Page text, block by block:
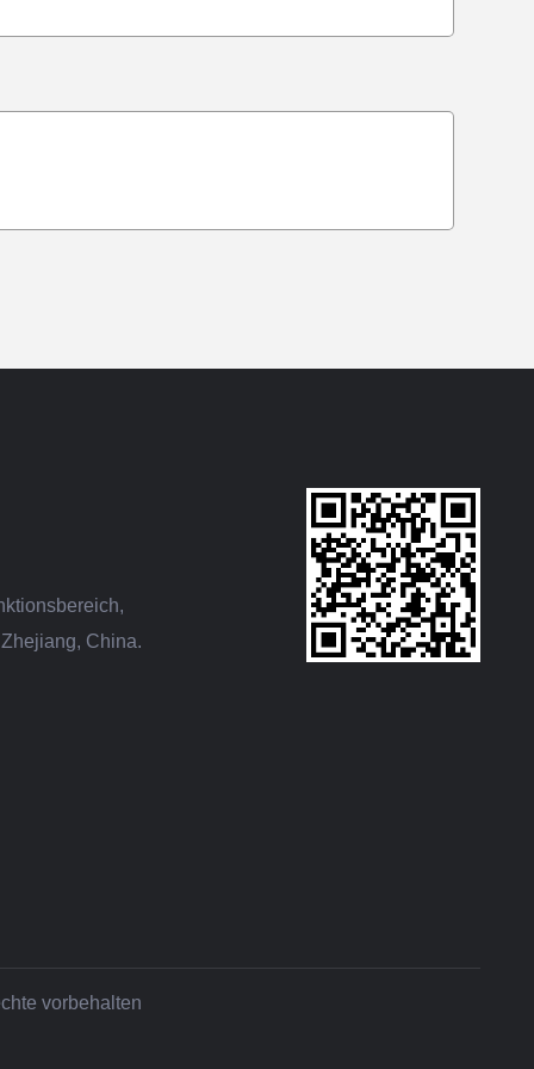
China.
vorbehalten